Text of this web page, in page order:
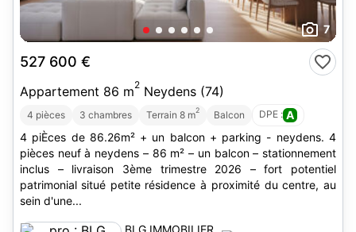
7
527 600 €
Appartement 86 m2 Neydens (74)
4 pièces 3 chambres Terrain 8 m2 Balcon DPE : A
4 piÈces de 86.26m² + un balcon + parking - neydens. 4
pièces neuf à neydens – 86 m² – un balcon – stationnement
inclus – livraison 3ème trimestre 2026 – fort potentiel
patrimonial situé petite résidence à proximité du centre, au
sein d'une...
BLG IMMOBILIER